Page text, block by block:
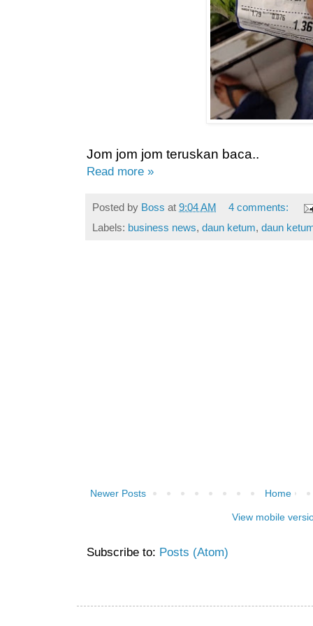
Jom jom jom teruskan baca..
Read more »
Posted by Boss at 9:04 AM
4 comments:
Labels: business news, daun ketum, daun
Newer Posts Home
View mobile
Subscribe to: Posts (Atom)